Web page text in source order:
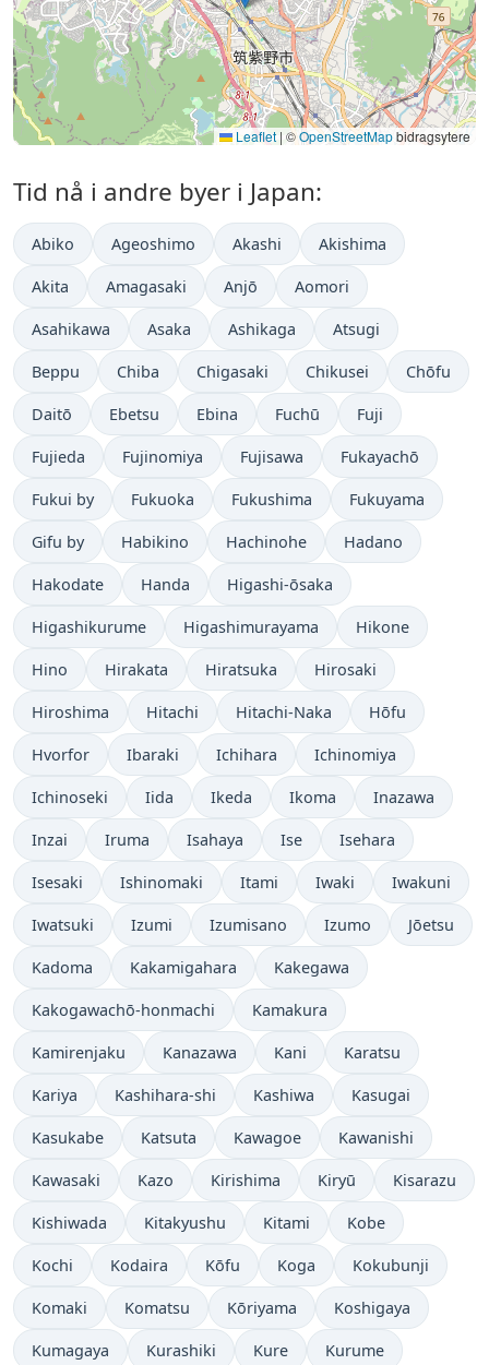
Leaflet | ©OpenStreetMapbidragsytere
Tid nå i andre byer i Japan:
Abiko Ageoshimo Akashi Akishima
Akita Amagasaki Anjō Aomori
Asahikawa Asaka Ashikaga Atsugi
Beppu Chiba Chigasaki Chikusei Chōfu
Daitō Ebetsu Ebina Fuchū Fuji
Fujieda Fujinomiya Fujisawa Fukayachō
Fukui by Fukuoka Fukushima Fukuyama
Gifu by Habikino Hachinohe Hadano
Hakodate Handa Higashi-ōsaka
Higashikurume Higashimurayama Hikone
Hino Hirakata Hiratsuka Hirosaki
Hiroshima Hitachi Hitachi-Naka Hōfu
Hvorfor Ibaraki Ichihara Ichinomiya
Ichinoseki Iida Ikeda Ikoma Inazawa
Inzai Iruma Isahaya Ise Isehara
Isesaki Ishinomaki Itami Iwaki Iwakuni
Iwatsuki Izumi Izumisano Izumo Jōetsu
Kadoma Kakamigahara Kakegawa
Kakogawachō-honmachi Kamakura
Kamirenjaku Kanazawa Kani Karatsu
Kariya Kashihara-shi Kashiwa Kasugai
Kasukabe Katsuta Kawagoe Kawanishi
Kawasaki Kazo Kirishima Kiryū Kisarazu
Kishiwada Kitakyushu Kitami Kobe
Kochi Kodaira Kōfu Koga Kokubunji
Komaki Komatsu Kōriyama Koshigaya
Kumagaya Kurashiki Kure Kurume